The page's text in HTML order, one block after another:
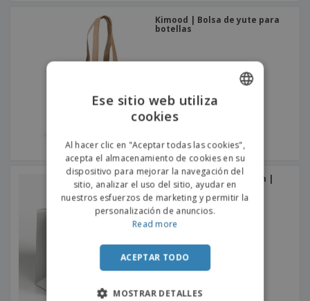
Kimood | Bolsa de yute para
botellas
Bolsas de Papel Premium |
Tejido
SPANISH
Ese sitio web utiliza
cookies
Al hacer clic en "Aceptar todas las cookies",
acepta el almacenamiento de cookies en su
dispositivo para mejorar la navegación del
sitio, analizar el uso del sitio, ayudar en
nuestros esfuerzos de marketing y permitir la
personalización de anuncios.
Read more
ACEPTAR TODO
MOSTRAR DETALLES